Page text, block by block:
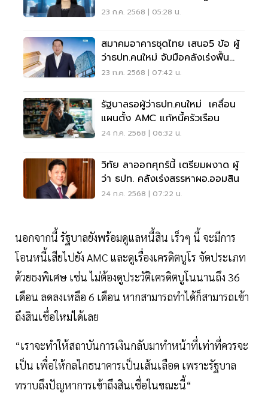
23 ก.ค. 2568 | 05:28 น.
สมาคมอาคารชุดไทย เสนอ5 ข้อ ผู้
ว่าธปท.คนใหม่ จับมือคลังเร่งฟื้น
เศรษฐกิจ
23 ก.ค. 2568 | 07:42 น.
รัฐบาลรอผู้ว่าธปท.คนใหม่ เคลื่อน
แผนตั้ง AMC แก้หนี้ครัวเรือน
24 ก.ค. 2568 | 06:32 น.
วิทัย ลาออกศุกร์นี้ เตรียมผงาด ผู้
ว่า ธปท. คลังเร่งสรรหาผอ.ออมสิน
24 ก.ค. 2568 | 07:22 น.
นอกจากนี้ รัฐบาลยังพร้อมดูแลหนี้สิน เร็วๆ นี้ จะมีการ
โอนหนี้เสียไปยัง AMC และดูเรื่องเครดิตบูโร จัดประเภท
ด้วยธงพิเศษ เช่น ไม่ต้องดูประวัติเครดิตบูโนนานถึง 36
เดือน ลดลงเหลือ 6 เดือน หากสามารถทำได้ก็สามารถเข้า
ถึงสินเชื่อใหม่ได้เลย
“เราจะทำให้สถาบันการเงินกลับมาทำหน้าที่เท่าที่ควรจะ
เป็น เพื่อให้กลไกธนาคารเป็นเส้นเลือด เพราะรัฐบาล
ทราบถึงปัญหาการเข้าถึงสินเชื่อในขณะนี้“